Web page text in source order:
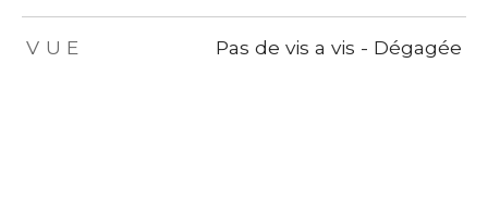
VUE Pas de vis a vis - Dégagée